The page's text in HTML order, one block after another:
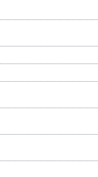
соглашение
ИНСТРУМЕНТ
шуруповерты